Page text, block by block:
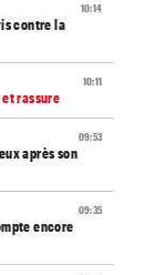
10:14
contre la
10:11
rassure
09:53
après son
09:35
encore